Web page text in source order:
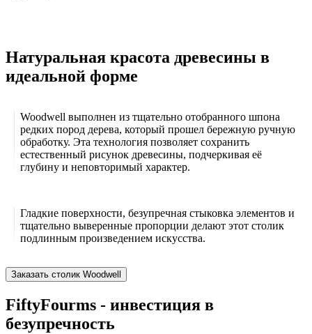
Натуральная красота древесины в
идеальной форме
Woodwell выполнен из тщательно отобранного шпона
редких пород дерева, который прошел бережную ручную
обработку. Эта технология позволяет сохранить
естественный рисунок древесины, подчеркивая её
глубину и неповторимый характер.
Гладкие поверхности, безупречная стыковка элементов и
тщательно выверенные пропорции делают этот столик
подлинным произведением искусства.
Заказать столик Woodwell
FiftyFourms - инвестиция в
безупречность